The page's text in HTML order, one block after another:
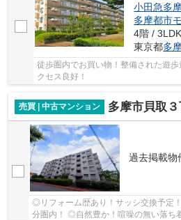
小田急多
多摩都市
4階 /
東京都多
徒歩圏内でお買い物！整備された遊
クセス良好！
売買 | 中古マンション 多摩市貝取３丁
過去掲載物
◎リフォーム歴あり！サッシ交換予定
分圏内！ ◎自然豊か！喧噪の無い落ち